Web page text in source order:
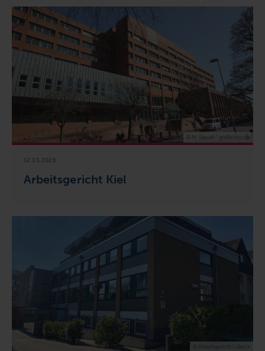
Arbeitsgericht Kiel
12.03.2026
© M. Staudt / grafikfoto.de
© Arbeitsgericht Lübeck